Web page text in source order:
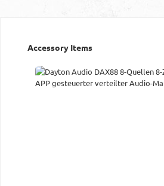
Produktgalerie überspringen
Accessory Items